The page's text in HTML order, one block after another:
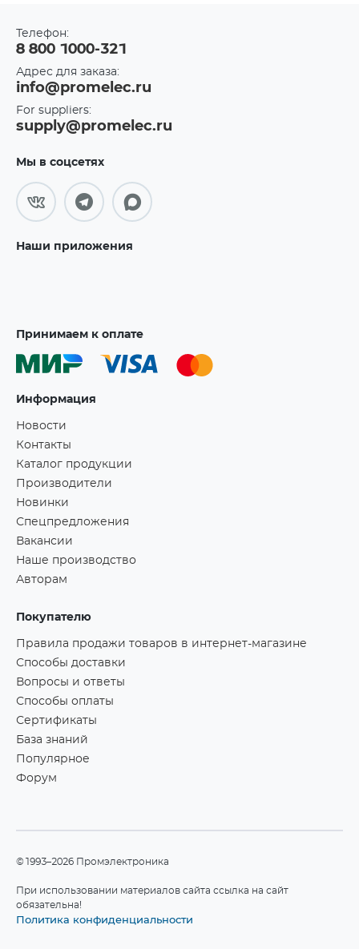
Телефон:
8 800 1000-321
Адрес для заказа:
info@promelec.ru
For suppliers:
supply@promelec.ru
Мы в соцсетях
Наши приложения
Принимаем к оплате
Информация
Новости
Контакты
Каталог продукции
Производители
Новинки
Спецпредложения
Вакансии
Наше производство
Авторам
Покупателю
Правила продажи товаров в интернет-магазине
Способы доставки
Вопросы и ответы
Способы оплаты
Сертификаты
База знаний
Популярное
Форум
©1993–2026 Промэлектроника
При использовании материалов сайта ссылка на сайт
обязательна!
Политика конфиденциальности